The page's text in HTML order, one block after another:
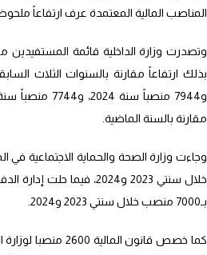
المناصب المالية المعتمدة عرف ارتفاعاً ملحوظاً سنة 2026 مقارنة بالسنوات السابقة، بنسبة بلغت حوالي
مقارنة بالسنة الماضية.
بـ7000 منصب خلال سنتي 2023 و2024.